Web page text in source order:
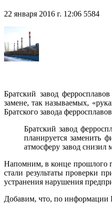
22 января 2016 г. 12:06 5584
Братский завод
замене, так называемых,
Братского завода
Братский завод
планируется заменить
атмосферу завод снизил
Напомним, в конце прошлого
стали результаты проверки
устранения нарушения
Добавим, что, по информации